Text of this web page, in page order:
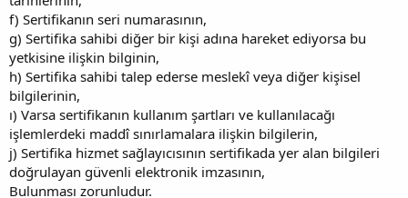
f) Sertifikanın seri numarasının,
g) Sertifika sahibi diğer bir kişi adına hareket ediyorsa bu
yetkisine ilişkin bilginin,
h) Sertifika sahibi talep ederse meslekî veya diğer kişisel
bilgilerinin,
ı) Varsa sertifikanın kullanım şartları ve kullanılacağı
işlemlerdeki maddî sınırlamalara ilişkin bilgilerin,
j) Sertifika hizmet sağlayıcısının sertifikada yer alan bilgileri
doğrulayan güvenli elektronik imzasının,
Bulunması zorunludur.